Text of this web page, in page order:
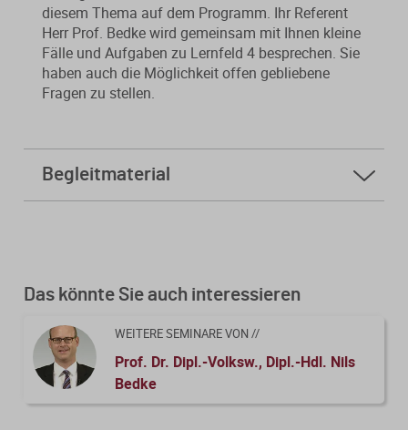
Der DWS StBVV-Rechner
unterstützt Sie bei der schnellen
und korrekten
Gebührenberechnung.
Alle Fachmedien
Von der Ausbildung bis zur
erfolgreichen Prüfung – entdecken
Sie unsere Ausbildungsbegleitung
für Steuerfachangestellte.
Alle Weiterbildungen
Sanierungsberatung
Wirtschaftsberatung
diesem Thema auf dem Programm. Ihr Referent
Herr Prof. Bedke wird gemeinsam mit Ihnen kleine
Fälle und Aufgaben zu Lernfeld 4 besprechen. Sie
haben auch die Möglichkeit offen gebliebene
Fragen zu stellen.
Begleitmaterial
Das könnte Sie auch interessieren
WEITERE SEMINARE VON //
Prof. Dr. Dipl.-Volksw., Dipl.-Hdl. Nils
Bedke